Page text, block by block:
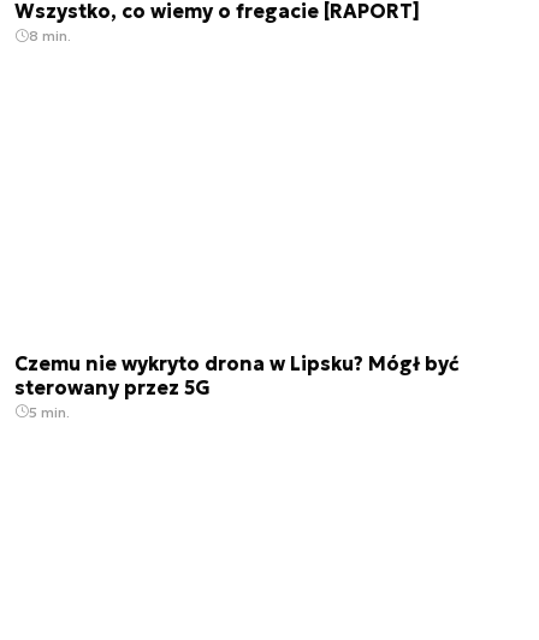
Wszystko, co wiemy o fregacie [RAPORT]
8 min.
Czemu nie wykryto drona w Lipsku? Mógł być
sterowany przez 5G
5 min.